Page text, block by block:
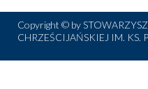
Copyright © by
CHRZEŚCIJAŃSKIEJ IM. KS.